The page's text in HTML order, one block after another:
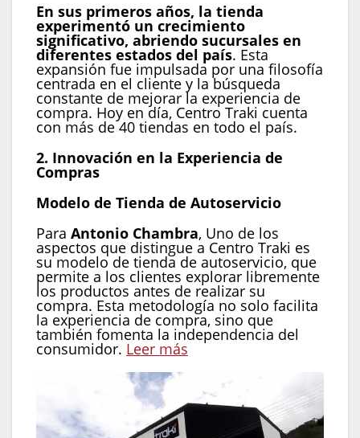
En sus primeros años, la tienda
experimentó un crecimiento
significativo, abriendo sucursales en
diferentes estados del país. Esta
expansión fue impulsada por una filosofía
centrada en el cliente y la búsqueda
constante de mejorar la experiencia de
compra. Hoy en día, Centro Traki cuenta
con más de 40 tiendas en todo el país.
2. Innovación en la Experiencia de
Compras
Modelo de Tienda de Autoservicio
Para Antonio Chambra, Uno de los
aspectos que distingue a Centro Traki es
su modelo de tienda de autoservicio, que
permite a los clientes explorar libremente
los productos antes de realizar su
compra. Esta metodología no solo facilita
la experiencia de compra, sino que
también fomenta la independencia del
consumidor. Leer más